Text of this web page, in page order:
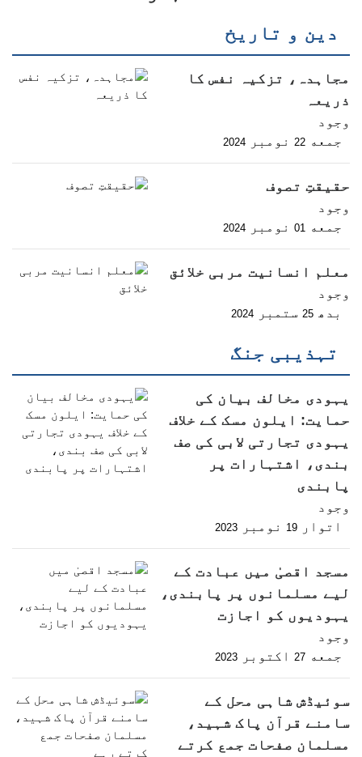
دین و تاریخ
مجاہدہ، تزکیہ نفس کا
ذریعہ
وجود
جمعه 22 نومبر 2024
حقیقتِ تصوف
وجود
جمعه
01 نومبر 2024
معلم انسانیت مربی خلائق
وجود
بدھ 25 ستمبر 2024
تہذیبی جنگ
یہودی مخالف بیان کی
حمایت: ایلون مسک کے خلاف
یہودی تجارتی لابی کی صف
بندی، اشتہارات پر
پابندی
وجود
اتوار 19 نومبر 2023
مسجد اقصیٰ میں عبادت کے
لیے مسلمانوں پر پابندی،
یہودیوں کو اجازت
وجود
جمعه 27 اکتوبر 2023
سوئیڈش شاہی محل کے
سامنے قرآن پاک شہید،
مسلمان صفحات جمع کرتے